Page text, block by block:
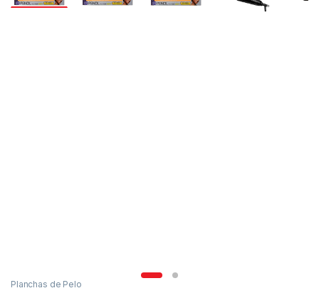
Planchas de Pelo